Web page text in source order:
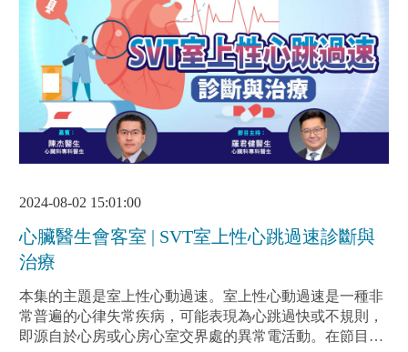
2024-08-02 15:01:00
心臟醫生會客室 | SVT室上性心跳過速診斷與
治療
本集的主題是室上性心動過速。室上性心動過速是一種非
常普遍的心律失常疾病，可能表現為心跳過快或不規則，
即源自於心房或心房心室交界處的異常電活動。在節目